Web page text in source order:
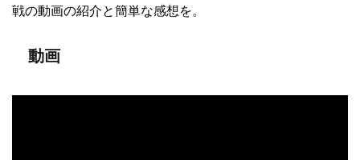
戦の動画の紹介と簡単な感想を。
動画